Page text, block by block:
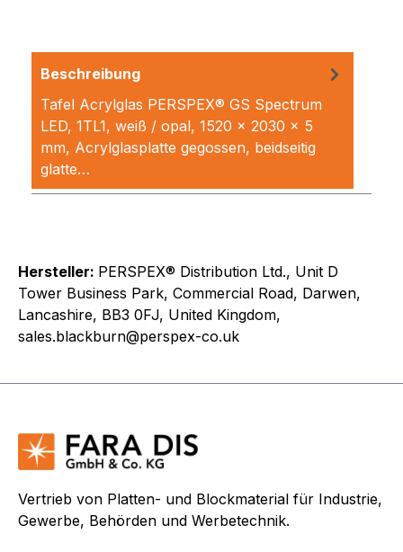
Beschreibung
Tafel Acrylglas PERSPEX® GS Spectrum
LED, 1TL1, weiß / opal, 1520 x 2030 x 5
mm, Acrylglasplatte gegossen, beidseitig
glatte…
Hersteller: PERSPEX® Distribution Ltd., Unit D
Tower Business Park, Commercial Road, Darwen,
Lancashire, BB3 0FJ, United Kingdom,
sales.blackburn@perspex-co.uk
Vertrieb von Platten- und Blockmaterial für Industrie,
Gewerbe, Behörden und Werbetechnik.